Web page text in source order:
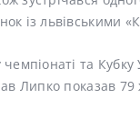
із львівськими
та
Липко показав